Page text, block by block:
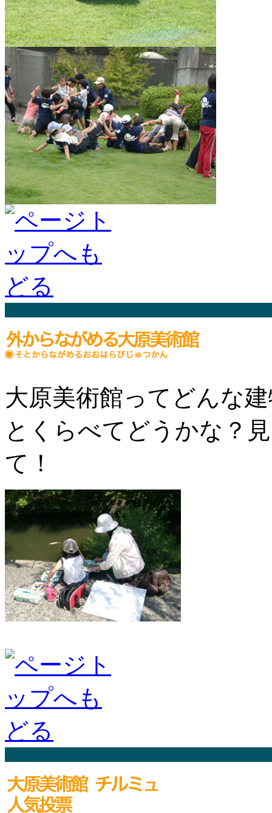
大原美術館ってどんな
とくらべてどうかな？
て！